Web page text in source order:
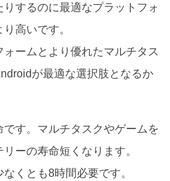
するのに最適なプラットフォ
高いです。
ームとより優れたマルチタス
が最適な選択肢となるか
す。マルチタスクやゲームを
ーの寿命短くなります。
くとも8時間必要です。